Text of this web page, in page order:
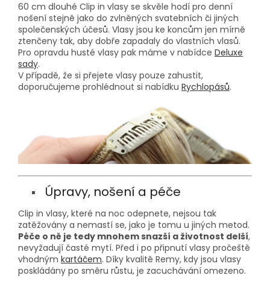
60 cm dlouhé Clip in vlasy se skvěle hodí pro denní
nošení stejně jako do zvlněných svatebních či jiných
společenských účesů. Vlasy jsou ke koncům jen mírně
ztenčeny tak, aby dobře zapadaly do vlastních vlasů.
Pro opravdu husté vlasy pak máme v nabídce Deluxe
sady.
V případě, že si přejete vlasy pouze zahustit,
doporučujeme prohlédnout si nabídku Rychlopásů.
Úpravy, nošení a péče
Clip in vlasy, které na noc odepnete, nejsou tak
zatěžovány a nemastí se, jako je tomu u jiných metod.
Péče o ně je tedy mnohem snazší a životnost delší,
nevyžadují časté mytí. Před i po připnutí vlasy pročeště
vhodným kartáčem. Díky kvalitě Remy, kdy jsou vlasy
poskládány po směru růstu, je zacuchávání omezeno.